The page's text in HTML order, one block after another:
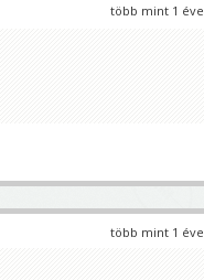
több mint 1 éve
több mint 1 éve